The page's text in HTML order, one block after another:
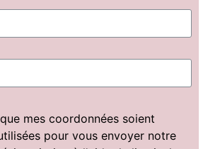
mes coordonnées soient
pour vous envoyer notre